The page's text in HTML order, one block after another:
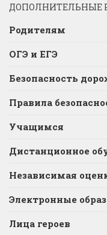
ДОПОЛНИТЕЛЬНЫЕ
Родителям
ОГЭ и ЕГЭ
Безопасность
Правила
Учащимся
Дистанционное
Независимая
Электронные
Лица героев